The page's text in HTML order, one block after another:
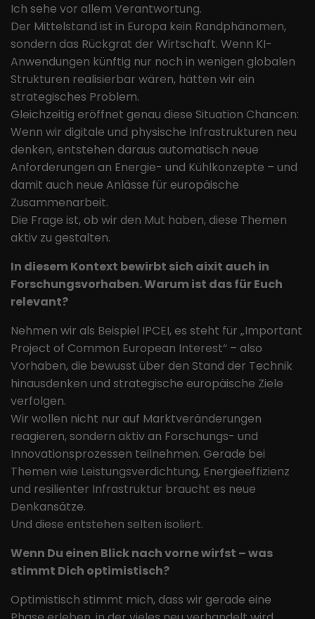
Ich sehe vor allem Verantwortung.
Der Mittelstand ist in Europa kein Randphänomen,
sondern das Rückgrat der Wirtschaft. Wenn KI-
Anwendungen künftig nur noch in wenigen globalen
Strukturen realisierbar wären, hätten wir ein
strategisches Problem.
Gleichzeitig eröffnet genau diese Situation Chancen:
Wenn wir digitale und physische Infrastrukturen neu
denken, entstehen daraus automatisch neue
Anforderungen an Energie- und Kühlkonzepte – und
damit auch neue Anlässe für europäische
Zusammenarbeit.
Die Frage ist, ob wir den Mut haben, diese Themen
aktiv zu gestalten.
In diesem Kontext bewirbt sich aixit auch in
Forschungsvorhaben. Warum ist das für Euch
relevant?
Nehmen wir als Beispiel IPCEI, es steht für „Important
Project of Common European Interest“ – also
Vorhaben, die bewusst über den Stand der Technik
hinausdenken und strategische europäische Ziele
verfolgen.
Wir wollen nicht nur auf Marktveränderungen
reagieren, sondern aktiv an Forschungs- und
Innovationsprozessen teilnehmen. Gerade bei
Themen wie Leistungsverdichtung, Energieeffizienz
und resilienter Infrastruktur braucht es neue
Denkansätze.
Und diese entstehen selten isoliert.
Wenn Du einen Blick nach vorne wirfst – was
stimmt Dich optimistisch?
Optimistisch stimmt mich, dass wir gerade eine